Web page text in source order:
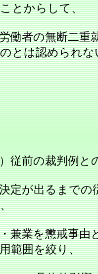
とからして、
働者の無断二重
とは認められな
従前の裁判例と
が出るまでの
兼業を懲戒事由
範囲を絞り、